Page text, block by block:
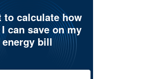
to calculate how
can save on my
energy bill